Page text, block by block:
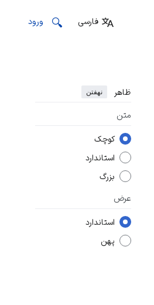
فارسی ورود
ظاهر نهفتن
متن
کوچک
استاندارد
بزرگ
عرض
استاندارد
پهن